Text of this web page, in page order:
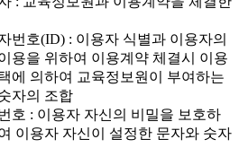
번호(ID) : 이용자 식별과 이용자의
용을 위하여 이용계약 체결시 이용
에 의하여 교육정보원이 부여하는
자의 조합
호 : 이용자 자신의 비밀을 보호하
이용자 자신이 설정한 문자와 숫자